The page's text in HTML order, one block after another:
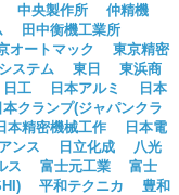
中央製作所
仲精機
田中衡機工業所
オートマック
東京精密
ステム 東日
東浜商
日工 日本アルミ
日本
本クランプ(ジャパンクラ
本精密機械工作
日本電
ンス 日立化成
八光
ス 富士元工業
富士
平和テクニカ
豊和